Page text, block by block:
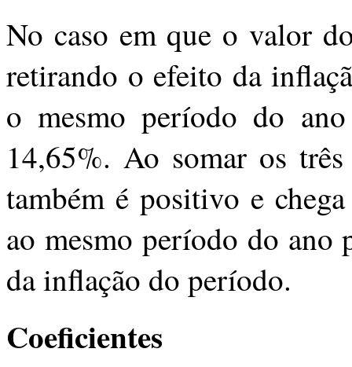
No caso em que o valor
retirando o efeito da
o mesmo período do
14,65%. Ao somar os
também é positivo e
ao mesmo período do ano
da inflação do período.
Coeficientes